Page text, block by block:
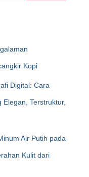
Kopi
Digital: Cara
Terstruktur,
Air Putih pada
Kulit dari